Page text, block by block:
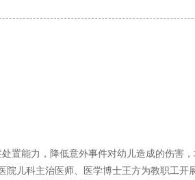
置能力，降低意外事件对幼儿造成的伤害，
院儿科主治医师、医学博士王方为教职工开